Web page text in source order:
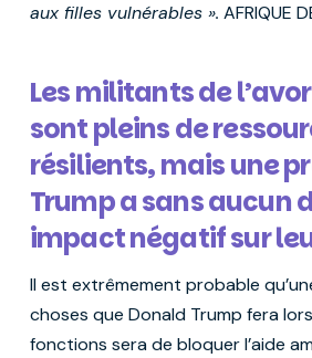
aux filles vulnérables ». AFRIQUE
Les militants de
sont pleins de
résilients, mais une
Trump a sans aucun
impact négatif sur
Il est extrêmement probable
choses que Donald Trump fera
fonctions sera de bloquer l’aide